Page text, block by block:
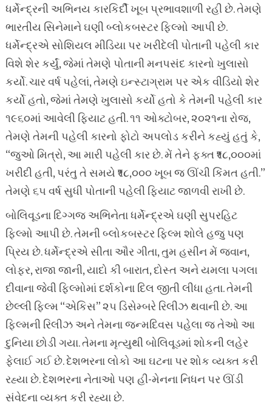
ધર્મેન્દ્રની અભિનય કારકિર્દી ખૂબ પ્રભાવશાળી રહી છે. તેમણે
ભારતીય સિનેમાને ઘણી બ્લોકબસ્ટર ફિલ્મો આપી છે.
ધર્મેન્દ્રએ સોશિયલ મીડિયા પર ખરીદેલી પોતાની પહેલી કાર
વિશે શેર કર્યું, જેમાં તેમણે પોતાની મનપસંદ કારનો ખુલાસો
કર્યો. ચાર વર્ષ પહેલાં, તેમણે ઇન્સ્ટાગ્રામ પર એક વીડિયો શેર
કર્યો હતો, જેમાં તેમણે ખુલાસો કર્યો હતો કે તેમની પહેલી કાર
૧૯૬૦માં આવેલી ફિયાટ હતી. ૧૧ ઓક્ટોબર, ૨૦૨૧ના રોજ,
તેમણે તેમની પહેલી કારનો ફોટો અપલોડ કરીને કહ્યું હતું કે,
“જુઓ મિત્રો, આ મારી પહેલી કાર છે. મેં તેને ફક્ત ₹૧૮,૦૦૦માં
ખરીદી હતી, પરંતુ તે સમયે ₹૧૮,૦૦૦ ખૂબ જ ઊંચી કિંમત હતી.”
તેમણે ૬૫ વર્ષ સુધી પોતાની પહેલી ફિયાટ જાળવી રાખી છે.
બોલિવૂડના દિગ્ગજ અભિનેતા ધર્મેન્દ્રએ ઘણી સુપરહિટ
ફિલ્મો આપી છે. તેમની બ્લોકબસ્ટર ફિલ્મ શોલે હજુ પણ
પ્રિય છે. ધર્મેન્દ્રએ સીતા ઔર ગીતા, તુમ હસીન મેં જવાન,
લોફર, રાજા જાની, યાદો કી બારાત, દોસ્ત અને યમલા પગલા
દીવાના જેવી ફિલ્મોમાં દર્શકોના દિલ જીતી લીધા હતા. તેમની
છેલ્લી ફિલ્મ “એકિસ” ૨૫ ડિસેમ્બરે રિલીઝ થવાની છે. આ
ફિલ્મની રિલીઝ અને તેમના જન્મદિવસ પહેલા જ તેઓ આ
દુનિયા છોડી ગયા. તેમના મૃત્યુથી બોલિવૂડમાં શોકની લહેર
ફેલાઈ ગઈ છે. દેશભરના લોકો આ ઘટના પર શોક વ્યક્ત કરી
રહ્યા છે. દેશભરના નેતાઓ પણ હી-મેનના નિધન પર ઊંડી
સંવેદના વ્યક્ત કરી રહ્યા છે.